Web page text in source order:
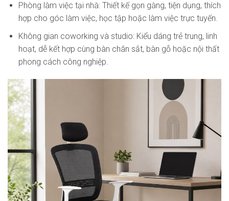
Phòng làm việc tại nhà: Thiết kế gọn gàng, tiện dụng, thích
hợp cho góc làm việc, học tập hoặc làm việc trực tuyến.
Không gian coworking và studio: Kiểu dáng trẻ trung, linh
hoạt, dễ kết hợp cùng bàn chân sắt, bàn gỗ hoặc nội thất
phong cách công nghiệp.